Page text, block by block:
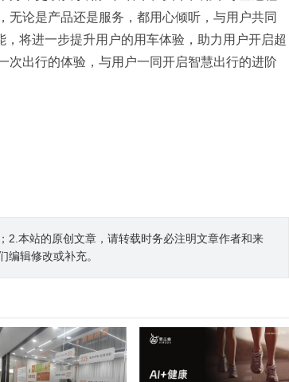
论是产品还是服务，都用心倾听，与用户共同
将进一步提升用户的用车体验，助力用户开启超
次出行的体验，与用户一同开启智慧出行的进阶
2.本站的原创文章，请转载时务必注明文章作者和来
辑修改或补充。